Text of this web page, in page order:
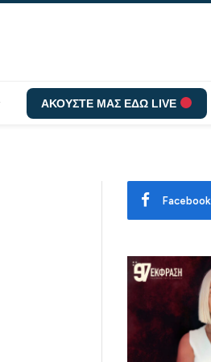
ΑΚΟΥΣΤΕ ΜΑΣ ΕΔΩ LIVE
Facebook